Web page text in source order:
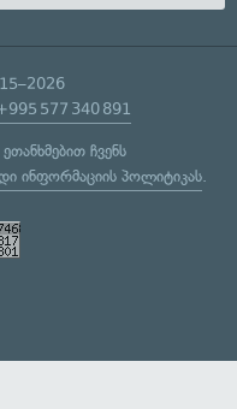
577 340 891
ჩვენს
ინფორმაციის პოლიტიკას.